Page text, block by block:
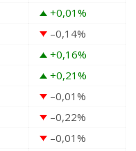
+0,01%
–0,14%
+0,16%
+0,21%
–0,01%
–0,22%
–0,01%